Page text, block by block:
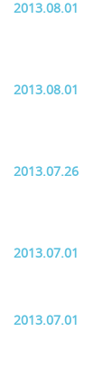
2013.08.01
2013.08.01
2013.07.26
2013.07.01
2013.07.01